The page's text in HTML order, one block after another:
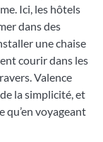
Ici, les hôtels
dans des
une chaise
courir dans les
Valence
la simplicité, et
qu’en voyageant